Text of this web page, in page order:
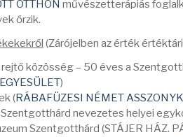
OTTHON művészetterápiás
őrzik.
(Zárójelben az érték
közösség – 50 éves a
)
(RÁBAFÜZESI NÉMET
nevezetes helyei
Szentgotthárd (STÁJER HÁZ.